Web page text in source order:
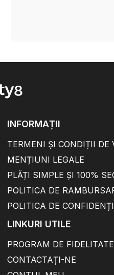
INFORMAȚII
TERMENI ȘI CONDIȚII DE
MENȚIUNI LEGALE
PLĂȚI SIMPLE ȘI 100%
POLITICA DE
POLITICA DE
LINKURI UTILE
PROGRAM DE FIDELITATE
CONTACTAȚI-NE